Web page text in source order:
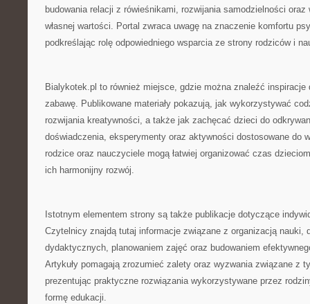
budowania relacji z rówieśnikami, rozwijania samodzielności
własnej wartości. Portal zwraca uwagę na znaczenie komfortu
podkreślając rolę odpowiedniego wsparcia ze strony rodziców i
Bialykotek.pl to również miejsce, gdzie można znaleźć
zabawę. Publikowane materiały pokazują, jak wykorzystywać
rozwijania kreatywności, a także jak zachęcać dzieci do
doświadczenia, eksperymenty oraz aktywności dostosowane do
rodzice oraz nauczyciele mogą łatwiej organizować czas
ich harmonijny rozwój.
Istotnym elementem strony są także publikacje dotyczące
Czytelnicy znajdą tutaj informacje związane z organizacją nauki,
dydaktycznych, planowaniem zajęć oraz budowaniem
Artykuły pomagają zrozumieć zalety oraz wyzwania związane z
prezentując praktyczne rozwiązania wykorzystywane przez
formę edukacji.